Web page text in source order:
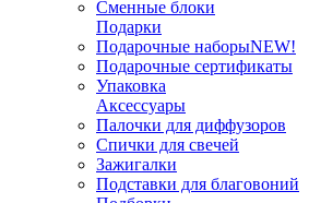
Сменные блоки
Подарки
Подарочные наборыNEW!
Подарочные сертификаты
Упаковка
Аксессуары
Палочки для диффузоров
Спички для свечей
Зажигалки
Подставки для благовоний